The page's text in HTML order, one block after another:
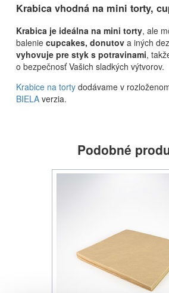
Krabica vhodná na mini torty,
Krabica je ideálna na mini torty, ale
balenie cupcakes, donutov a iných
vyhovuje pre styk s potravinami,
o bezpečnosť Vašich sladkých výtvorov.
Krabice na torty dodávame v
BIELA verzia.
Podobné